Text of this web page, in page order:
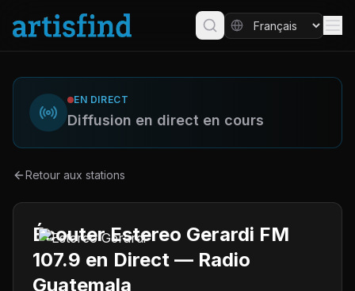
EN DIRECT
Diffusion en direct en cours
Retour aux stations
Écouter Estereo Gerardi FM
107.9 en Direct — Radio
Guatemala